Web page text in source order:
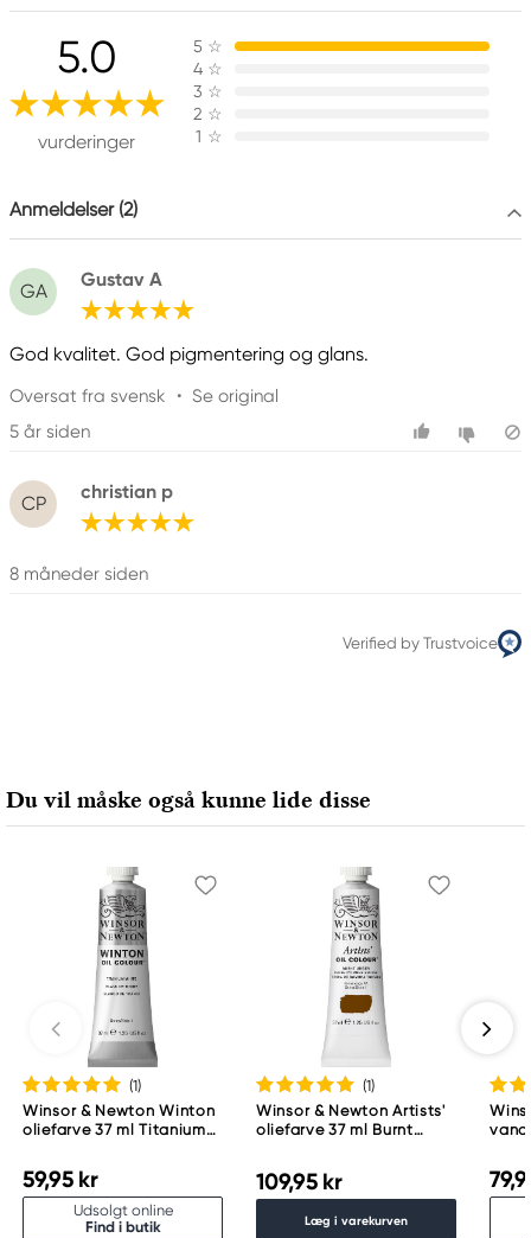
Ansvarlig EU
Winsor & Newton
Colart Sweden AB
Östra Långgatan 87
61930 Trosa, Sweden
5.0
vurderinger
5 ☆
4 ☆
3 ☆
2 ☆
1 ☆
Anmeldelser (2)
GA
Gustav A
God kvalitet. God pigmentering og glans.
Oversat fra svensk • Se original
5 år siden
CP
christian p
8 måneder siden
Verified by Trustvoice
Du vil måske også kunne lide disse
(1)
Winsor & Newton Winton
oliefarve 37 ml Titanium
59,95 kr
Udsolgt online
Find i butik
(1)
Winsor & Newton Artists'
oliefarve 37 ml Burnt
109,95 kr
Læg i varekurven